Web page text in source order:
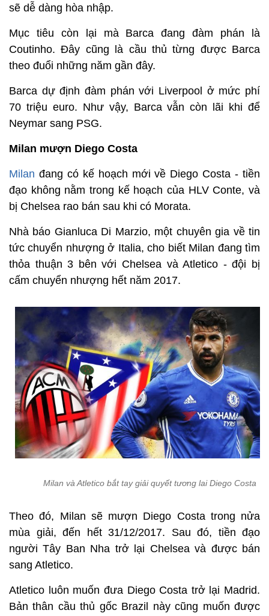
sẽ dễ dàng hòa nhập.
Mục tiêu còn lại mà Barca đang đàm phán là
Coutinho. Đây cũng là cầu thủ từng được Barca
theo đuổi những năm gần đây.
Barca dự định đàm phán với Liverpool ở mức phí
70 triệu euro. Như vậy, Barca vẫn còn lãi khi để
Neymar sang PSG.
Milan mượn Diego Costa
Milan đang có kế hoạch mới về Diego Costa - tiền
đạo không nằm trong kế hoạch của HLV Conte, và
bị Chelsea rao bán sau khi có Morata.
Nhà báo Gianluca Di Marzio, một chuyên gia về tin
tức chuyển nhượng ở Italia, cho biết Milan đang tìm
thỏa thuận 3 bên với Chelsea và Atletico - đội bị
cấm chuyển nhượng hết năm 2017.
Milan và Atletico bắt tay giải quyết tương lai Diego Costa
Theo đó, Milan sẽ mượn Diego Costa trong nửa
mùa giải, đến hết 31/12/2017. Sau đó, tiền đạo
người Tây Ban Nha trở lại Chelsea và được bán
sang Atletico.
Atletico luôn muốn đưa Diego Costa trở lại Madrid.
Bản thân cầu thủ gốc Brazil này cũng muốn được